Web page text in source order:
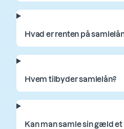
Hvad er renten på
Hvem tilbyder samlelån?
Kan man samle sin gæld et